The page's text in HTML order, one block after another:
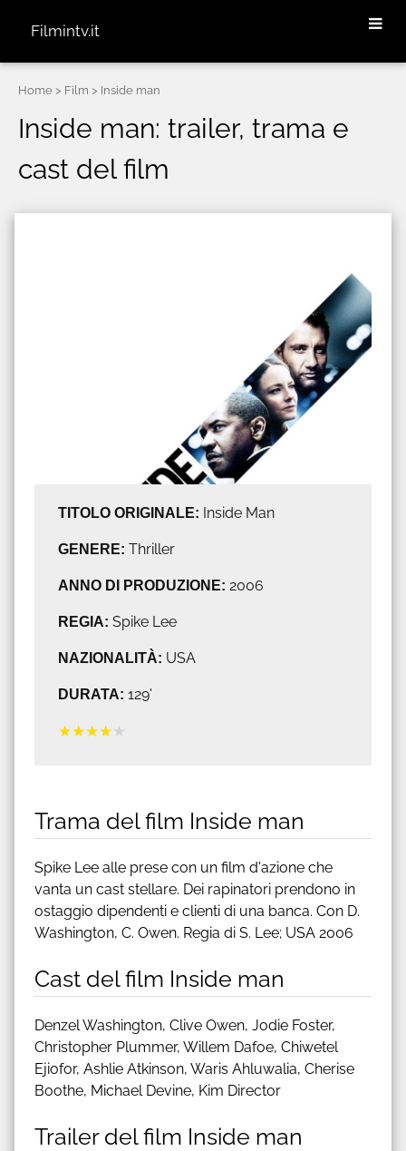
Filmintv.it
Home > Film > Inside man
Inside man: trailer, trama e
cast del film
TITOLO ORIGINALE: Inside Man
GENERE: Thriller
ANNO DI PRODUZIONE: 2006
REGIA: Spike Lee
NAZIONALITÀ: USA
DURATA: 129'
★★★★ ★
Trama del film Inside man
Spike Lee alle prese con un film d'azione che
vanta un cast stellare. Dei rapinatori prendono in
ostaggio dipendenti e clienti di una banca. Con D.
Washington, C. Owen. Regia di S. Lee; USA 2006
Cast del film Inside man
Denzel Washington, Clive Owen, Jodie Foster,
Christopher Plummer, Willem Dafoe, Chiwetel
Ejiofor, Ashlie Atkinson, Waris Ahluwalia, Cherise
Boothe, Michael Devine, Kim Director
Trailer del film Inside man